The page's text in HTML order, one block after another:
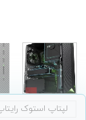
لپتاپ استوک